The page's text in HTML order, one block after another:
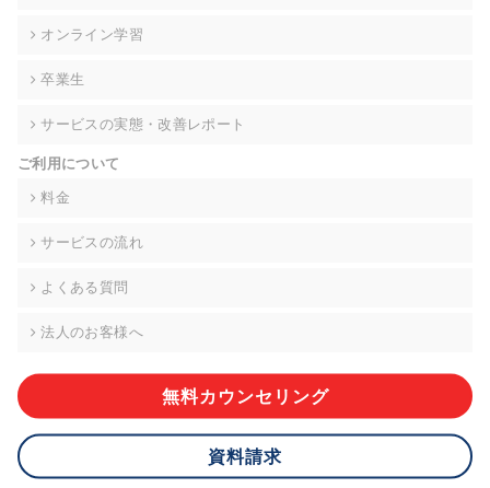
個人情報の開示等(利用目的の通知、開示、内容の訂正・追加・
て、下記の当社問合わせ窓口に申し出ることができます。その
的な期間内に対応いたします。ただし、申請が本人確認が不可
により、ご希望に添えない場合があります。 なお、アクセスロ
グなどの個人情報以外の情報については、原則として開示等は
株式会社div 個人情報問合せ窓口
メールアドレス:privacy_policy@di-v.co.jp
ご本人様が当社に個人情報を提供されるかどうかは任意による
応ができない場合があります。
8.cookieにより取得・分析した情報とその利用について
オンライン学習
卒業生
サービスの実態・改善レポート
ご利用について
料金
サービスの流れ
よくある質問
法人のお客様へ
無料カウンセリング
資料請求